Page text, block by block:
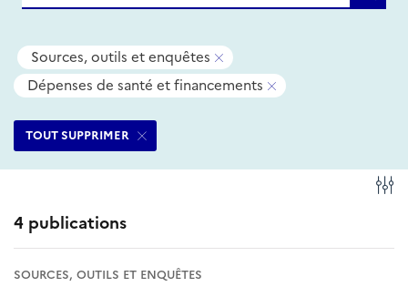
Tous
les
filtres
Sources, outils et enquêtes
Supprimer
ce
Dépenses de santé et financements
TOUT SUPPRIMER
4 publications
SOURCES, OUTILS ET ENQUÊTES